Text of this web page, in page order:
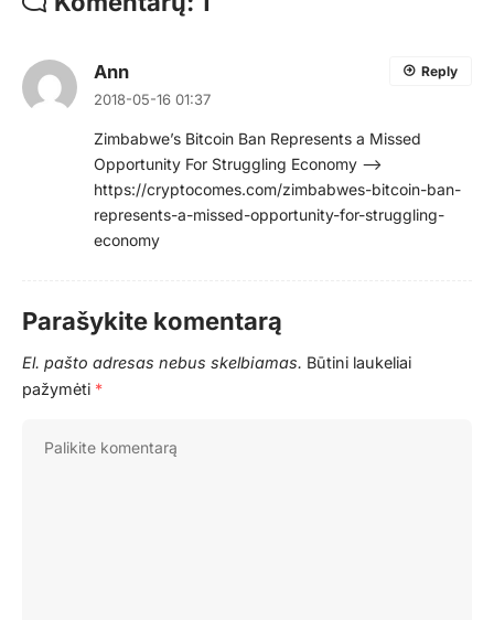
Ann
2018-05-16 01:37
Zimbabwe’s Bitcoin Ban Represents a Missed
Opportunity For Struggling Economy –>
https://cryptocomes.com/zimbabwes-bitcoin-ban-
represents-a-missed-opportunity-for-struggling-
economy
Reply
Parašykite komentarą
El. pašto adresas nebus skelbiamas. Būtini laukeliai
pažymėti *